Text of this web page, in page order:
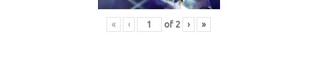
« ‹ of 2 › »